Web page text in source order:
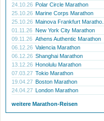
24.10.26 Polar Circle Marathon
25.10.26 Marine Corps Marathon
25.10.26 Mainova Frankfurt Maratho...
01.11.26 New York City Marathon
09.11.26 Athens Authentic Marathon
06.12.26 Valencia Marathon
06.12.26 Shanghai Marathon
13.12.26 Honolulu Marathon
07.03.27 Tokio Marathon
19.04.27 Boston Marathon
24.04.27 London Marathon
weitere Marathon-Reisen